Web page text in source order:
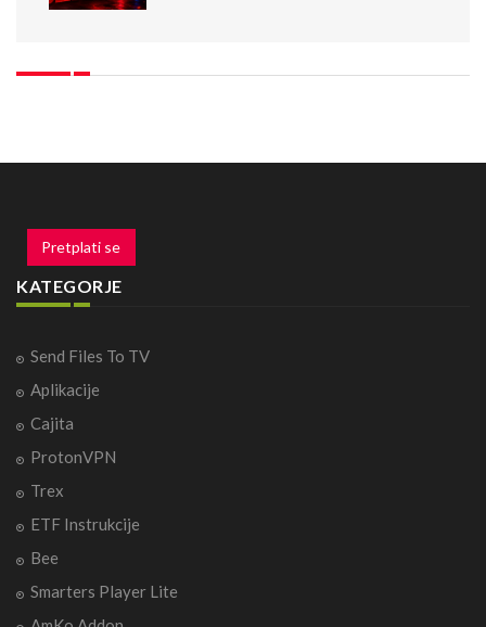
Pretplati se
KATEGORJE
Send Files To TV
Aplikacije
Cajita
ProtonVPN
Trex
ETF Instrukcije
Bee
Smarters Player Lite